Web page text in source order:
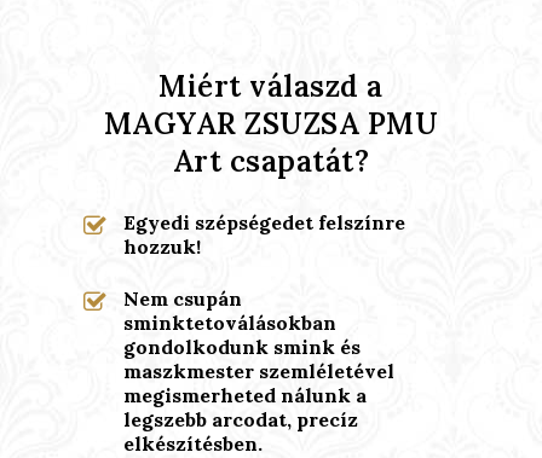
Miért válaszd a
MAGYAR ZSUZSA PMU
Art csapatát?
Egyedi szépségedet felszínre
hozzuk!
Nem csupán
sminktetoválásokban
gondolkodunk smink és
maszkmester szemléletével
megismerheted nálunk a
legszebb arcodat, precíz
elkészítésben.